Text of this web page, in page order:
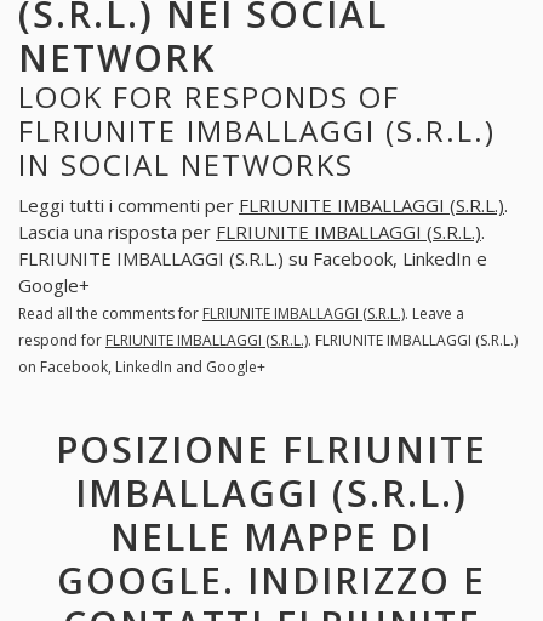
(S.R.L.) NEI SOCIAL
NETWORK
LOOK FOR RESPONDS OF
FLRIUNITE IMBALLAGGI (S.R.L.)
IN SOCIAL NETWORKS
Leggi tutti i commenti per FLRIUNITE IMBALLAGGI (S.R.L.).
Lascia una risposta per FLRIUNITE IMBALLAGGI (S.R.L.).
FLRIUNITE IMBALLAGGI (S.R.L.) su Facebook, LinkedIn e
Google+
Read all the comments for FLRIUNITE IMBALLAGGI (S.R.L.). Leave a
respond for FLRIUNITE IMBALLAGGI (S.R.L.). FLRIUNITE IMBALLAGGI (S.R.L.)
on Facebook, LinkedIn and Google+
POSIZIONE FLRIUNITE
IMBALLAGGI (S.R.L.)
NELLE MAPPE DI
GOOGLE. INDIRIZZO E